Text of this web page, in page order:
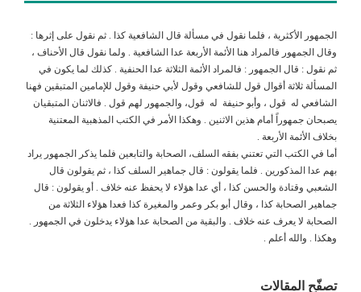
الجمهور الأكثرية ، فلما نقول في مسألة قال الشافعية كذا . ثم نقول على إثرها :
وقال الجمهور فالمراد هنا الأئمة الأربعة عدا الشافعية . ولما نقول قال الأحناف ،
ثم نقول : قال الجمهور : فالمراد الأئمة الثلاثة عدا الحنفية . كذلك لما يكون في
المسألة ثلاثة أقوال قول للشافعي وقول لأبي حنيفة وقول للإمامين المتبقين فهنا
الشافعي له قول ، وأبو حنيفة له قول، والجمهور لهم قول . فالاثنان المتبقيان
يصبحان جمهوراً أمام هذين الاثنين . وهكذا الأمر في الكتب المذهبية المعتنية
بخلاف الأئمة الأربعة .
أما في الكتب التي تعتني بفقه السلف، الصحابة والتابعين فلما يذكر الجمهور يراد
بهم عدا المذكورين . فلما يقولون : قال جماهير السلف كذا ، ثم يقولون قال
الشعبي وقتادة والحسن كذا ، أي عدا هؤلاء لا يحفظ عنه خلاف . أو يقولون : قال
جماهير الصحابة كذا ، وقال أبو بكر وعمر والمغيرة كذا فعدا هؤلاء الثلاثة من
الصحابة لا يعرف عنه خلاف . والبقية من الصحابة عدا هؤلاء يدخلون في الجمهور .
وهكذا . والله أعلم .
تصفّح المقالات